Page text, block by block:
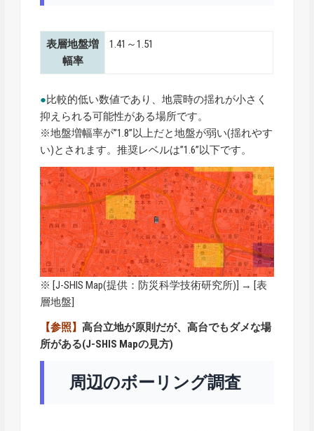
表層地盤増
幅率
1.41～1.51
●比較的低い数値であり、地震時の揺れが小さく
抑えられる可能性がある場所です。
※地盤増幅率が”1.8”以上だと地盤が弱い(揺れやす
い)とされます。推奨レベルは”1.6”以下です。
※ [J-SHIS Map(提供：防災科学技術研究所)] → [表
層地盤]
【参照】高台立地が原則だが、高台でもダメな場
所がある(J-SHIS Mapの見方)
周辺のボーリング調査